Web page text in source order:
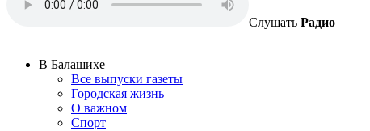
Слушать Радио
В Балашихе
Все выпуски газеты
Городская жизнь
О важном
Спорт